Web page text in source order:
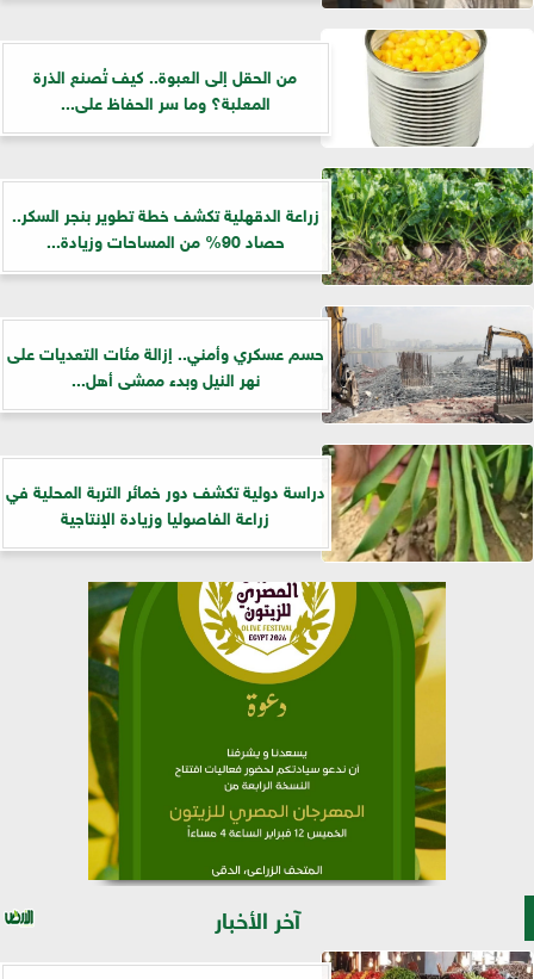
من الحقل إلى العبوة.. كيف تُصنع الذرة
المعلبة؟ وما سر الحفاظ على...
زراعة الدقهلية تكشف خطة تطوير بنجر السكر..
حصاد 90% من المساحات وزيادة...
حسم عسكري وأمني.. إزالة مئات التعديات على
نهر النيل وبدء ممشى أهل...
دراسة دولية تكشف دور خمائر التربة المحلية في
زراعة الفاصوليا وزيادة الإنتاجية
آخر الأخبار